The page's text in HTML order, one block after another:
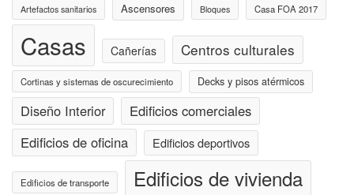
Artefactos sanitarios Ascensores Bloques Casa FOA 2017
Casas Cañerías Centros culturales
Cortinas y sistemas de oscurecimiento Decks y pisos atérmicos
Diseño Interior
Edificios comerciales
Edificios de oficina
Edificios deportivos
Edificios de transporte Edificios de vivienda